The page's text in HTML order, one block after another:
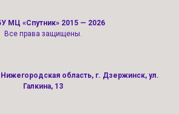
МЦ «Спутник» 2015 — 2026
Все права защищены.
область, г. Дзержинск, ул.
Галкина, 13